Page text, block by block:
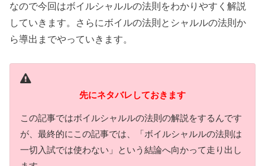
なので今回はボイルシャルルの法則をわかりやすく解説
していきます。さらにボイルの法則とシャルルの法則か
ら導出までやっていきます。
先にネタバレしておきます
この記事ではボイルシャルルの法則の解説をするんです
が、最終的にこの記事では、「ボイルシャルルの法則は
一切入試では使わない」という結論へ向かって走り出し